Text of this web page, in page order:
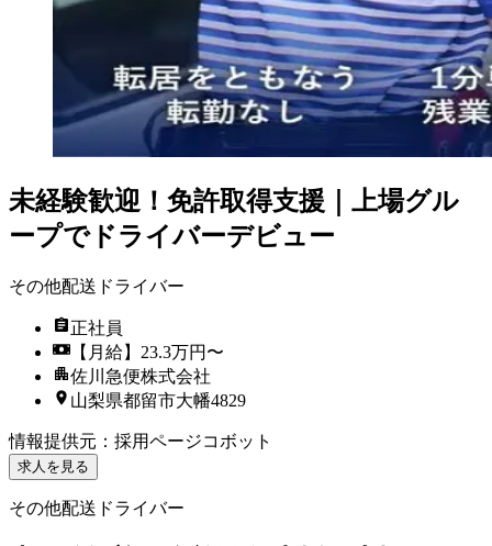
未経験歓迎！免許取得支援｜上場グル
ープでドライバーデビュー
その他配送ドライバー
正社員
【月給】23.3万円〜
佐川急便株式会社
山梨県都留市大幡4829
情報提供元 ： 採用ページコボット
求人を見る
その他配送ドライバー